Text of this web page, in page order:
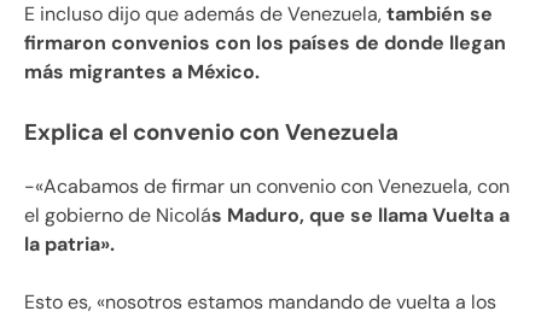
E incluso dijo que además de Venezuela,también se
firmaron convenios con los países de donde llegan
más migrantes a México.
Explica el convenio con Venezuela
-«Acabamos de firmar un convenio con Venezuela, con
el gobierno de Nicolás Maduro, que se llama Vuelta a
la patria».
Esto es, «nosotros estamos mandando de vuelta a los